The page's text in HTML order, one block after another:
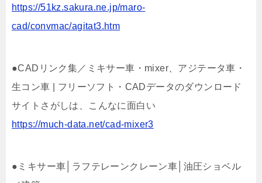
https://51kz.sakura.ne.jp/maro-
cad/convmac/agitat3.htm
●CADリンク集／ミキサー車・mixer、アジテータ車・
生コン車 | フリーソフト・CADデータのダウンロード
サイトさがしは、こんなに面白い
https://much-data.net/cad-mixer3
●ミキサー車│ラフテレーンクレーン車│油圧ショベル